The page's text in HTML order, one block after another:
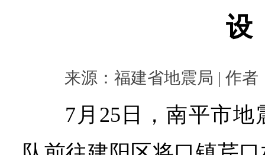
设
来源：福建省地震局 | 作者
7月25日，南平市